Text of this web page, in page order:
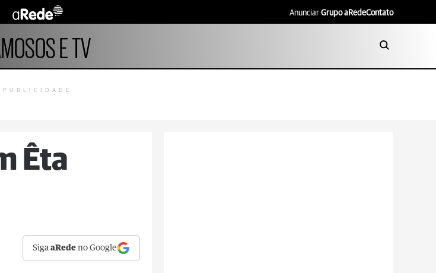
Anunciar Grupo aRedeContato
E TV
PUBLICIDADE
Êta
SigaaRede no Google